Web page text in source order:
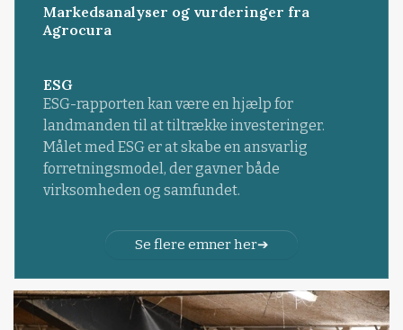
Markedsanalyser og vurderinger fra
Agrocura
ESG
ESG-rapporten kan være en hjælp for
landmanden til at tiltrække investeringer.
Målet med ESG er at skabe en ansvarlig
forretningsmodel, der gavner både
virksomheden og samfundet.
Se flere emner her